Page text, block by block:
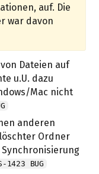
auf. Die
war davon
Dateien auf
u.U. dazu
Mac nicht
anderen
Ordner
1423 BUG